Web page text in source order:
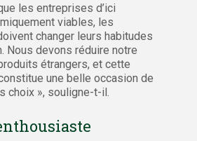
les entreprises d’ici
viables, les
changer leurs habitudes
Nous devons réduire notre
étrangers, et cette
une belle occasion de
choix », souligne-t-il.